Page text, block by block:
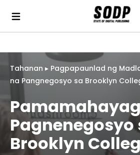
Tahanan ▸ Pagpapaunlad ng
na Pangnegosyo sa Brooklyn
Pagnenegosyo
Brooklyn